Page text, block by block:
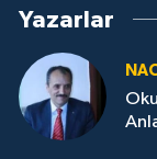
Yazarlar